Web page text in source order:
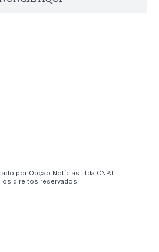
por Opção Notícias Ltda CNPJ
direitos reservados.